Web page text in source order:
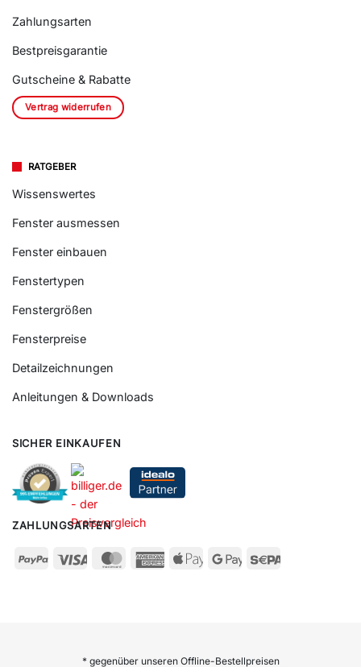
Zahlungsarten
Bestpreisgarantie
Gutscheine & Rabatte
Vertrag widerrufen
RATGEBER
Wissenswertes
Fenster ausmessen
Fenster einbauen
Fenstertypen
Fenstergrößen
Fensterpreise
Detailzeichnungen
Anleitungen & Downloads
SICHER EINKAUFEN
ZAHLUNGSARTEN
* gegenüber unseren Offline-Bestellpreisen